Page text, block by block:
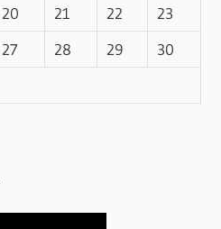
20 21 22
23
27 28 29
30